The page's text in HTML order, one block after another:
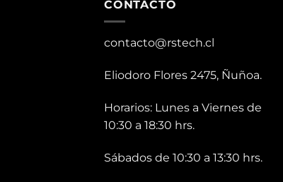
CONTACTO
contacto@rstech.cl
Eliodoro Flores 2475, Ñuñoa.
Horarios: Lunes a Viernes de
10:30 a 18:30 hrs.
Sábados de 10:30 a 13:30 hrs.